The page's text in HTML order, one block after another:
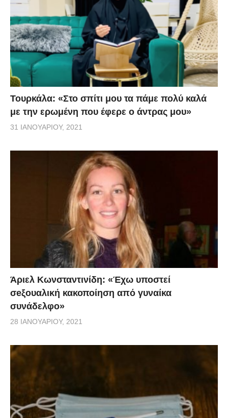
Τουρκάλα: «Στο σπίτι μου τα πάμε πολύ καλά
με την ερωμένη που έφερε ο άντρας μου»
31 ΙΑΝΟΥΑΡΊΟΥ, 2021
Άριελ Κωνσταντινίδη: «Έχω υποστεί
σeξουαλική κακοποίηση από γυναίκα
συνάδελφο»
28 ΙΑΝΟΥΑΡΊΟΥ, 2021